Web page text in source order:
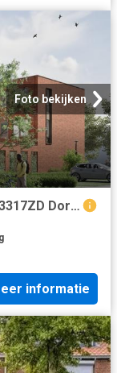
Foto bekijken
Woning te koop: Karel Doormanweg 3317ZD Dordrecht Vastgoed Nederland
informatie